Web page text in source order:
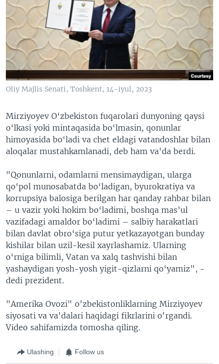
Oliy Majlis Senati, Toshkent, 14-iyul, 2023
Mirziyoyev O‘zbekiston fuqarolari dunyoning qaysi
o‘lkasi yoki mintaqasida bo‘lmasin, qonunlar
himoyasida bo‘ladi va chet eldagi vatandoshlar bilan
aloqalar mustahkamlanadi, deb ham va'da berdi.
"Qonunlarni, odamlarni mensimaydigan, ularga
qo‘pol munosabatda bo‘ladigan, byurokratiya va
korrupsiya balosiga berilgan har qanday rahbar bilan
– u vazir yoki hokim bo‘ladimi, boshqa mas’ul
vazifadagi amaldor bo‘ladimi – salbiy harakatlari
bilan davlat obro‘siga putur yetkazayotgan bunday
kishilar bilan uzil-kesil xayrlashamiz. Ularning
o‘rniga bilimli, Vatan va xalq tashvishi bilan
yashaydigan yosh-yosh yigit-qizlarni qo‘yamiz", -
dedi prezident.
"Amerika Ovozi" o'zbekistonliklarning Mirziyoyev
siyosati va va'dalari haqidagi fikrlarini o'rgandi.
Video sahifamizda tomosha qiling.
Ulashing Follow us